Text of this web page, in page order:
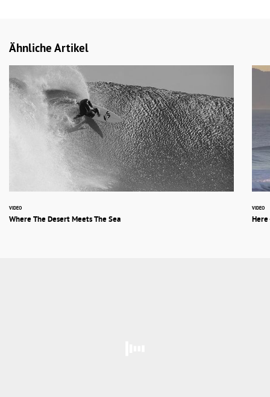
Ähnliche Artikel
VIDEO
Where The Desert Meets The Sea
VIDEO
Here